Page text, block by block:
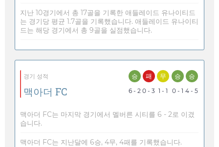
지난 10경기에서 총 17골을 기록한 애들레이드 유나이티드
는 경기당 평균 1.7골을 기록했습니다. 애들레이드 유나이티
드는 해당 경기에서 총 9골을 실점했습니다.
경기 성적
맥아더 FC
승
6 - 2
패
0 - 3
무
1 - 1
승
0 - 1
승
4 - 5
맥아더 FC는 마지막 경기에서 멜버른 시티를 6 - 2로 이겼
습니다.
맥아더 FC는 지난달에 6승, 4무, 4패를 기록했습니다.